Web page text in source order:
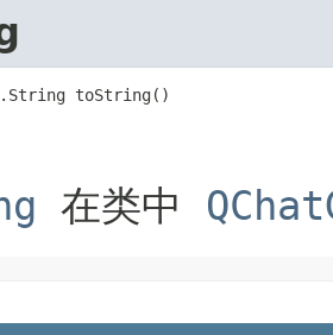
toString()
在类中